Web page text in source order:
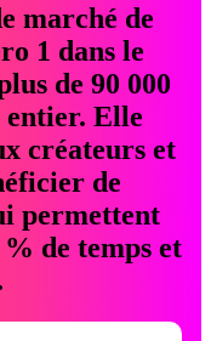
marché de
1 dans le
de 90 000
entier. Elle
créateurs et
de
permettent
de temps et